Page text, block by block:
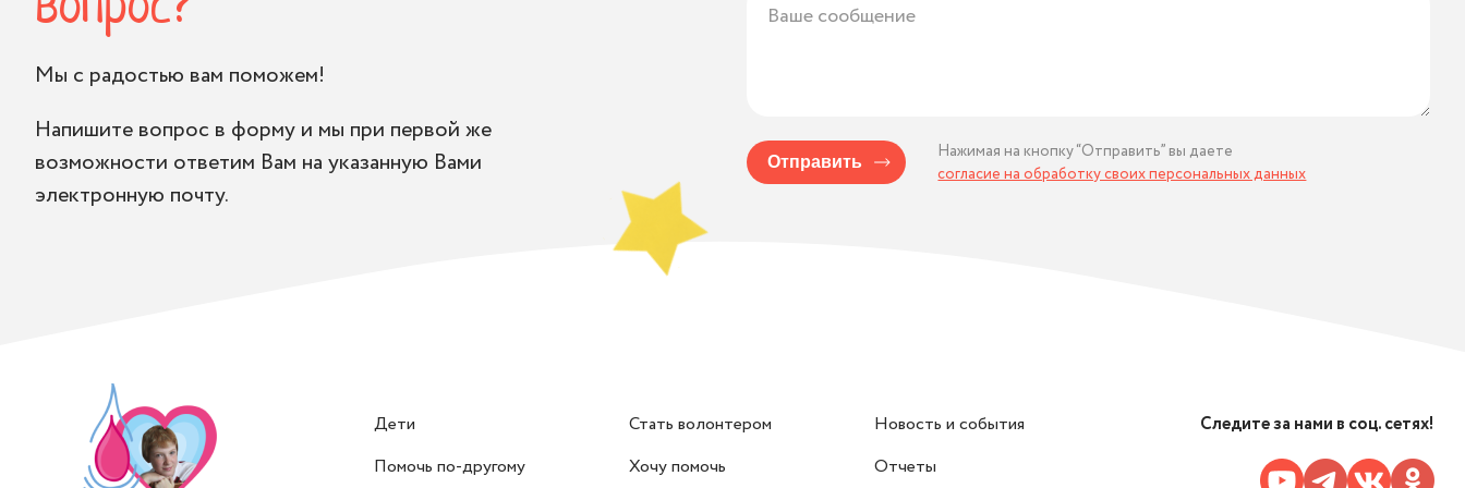
Мы с радостью вам поможем!
Напишите вопрос в форму и мы при первой же
возможности ответим Вам на указанную Вами
электронную почту.
Отправить
Нажимая на кнопку “Отправить” вы даете
согласие на обработку своих персональных данных
Дети
Помочь по-другому
Стать волонтером
Хочу помочь
Новость и события
Отчеты
Следите за нами в соц. сетях!